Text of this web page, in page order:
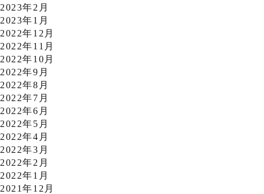
2023年2月
2023年1月
2022年12月
2022年11月
2022年10月
2022年9月
2022年8月
2022年7月
2022年6月
2022年5月
2022年4月
2022年3月
2022年2月
2022年1月
2021年12月